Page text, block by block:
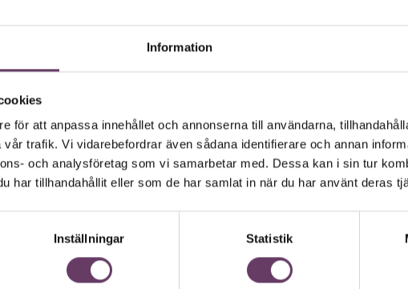
Information
för att anpassa innehållet och annonserna till användarna,
trafik. Vi vidarebefordrar även sådana identifierare och annan
och analysföretag som vi samarbetar med. Dessa kan i sin tur
har tillhandahållit eller som de har samlat in när du har använt deras
Inställningar Statistik
Läs vår integritetspolicy här
är